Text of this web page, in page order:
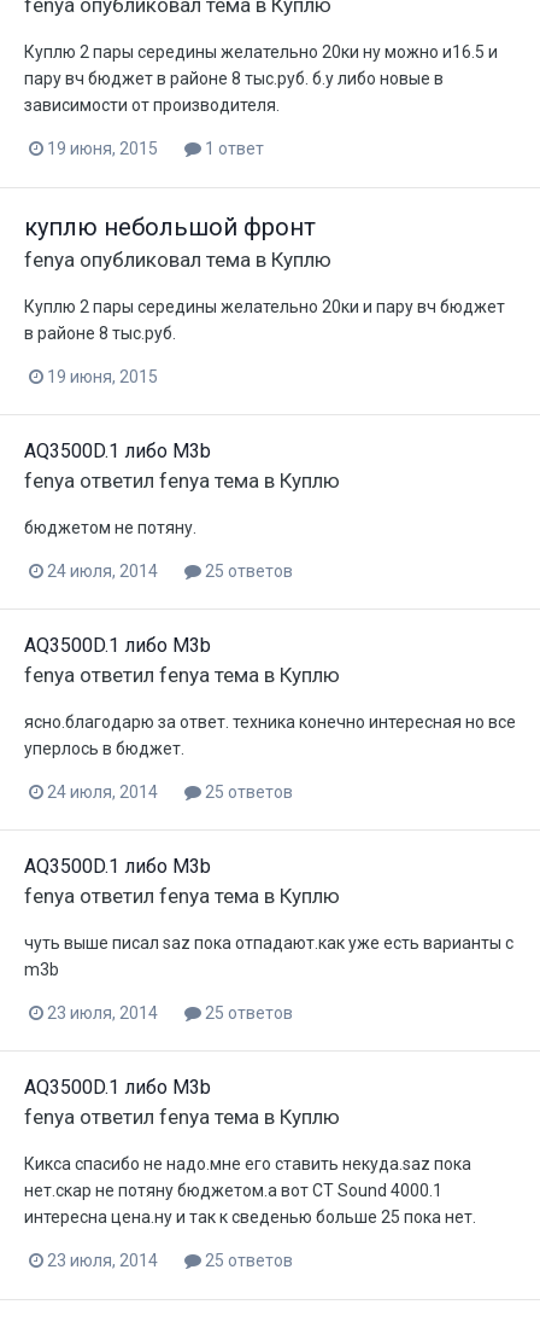
fenya опубликовал тема в Куплю
Куплю 2 пары середины желательно 20ки ну можно и16.5 и
пару вч бюджет в районе 8 тыс.руб. б.у либо новые в
зависимости от производителя.
19 июня, 2015 1 ответ
куплю небольшой фронт
fenya опубликовал тема в Куплю
Куплю 2 пары середины желательно 20ки и пару вч бюджет
в районе 8 тыс.руб.
19 июня, 2015
AQ3500D.1 либо M3b
fenya ответил fenya тема в Куплю
бюджетом не потяну.
24 июля, 2014 25 ответов
AQ3500D.1 либо M3b
fenya ответил fenya тема в Куплю
ясно.благодарю за ответ. техника конечно интересная но все
уперлось в бюджет.
24 июля, 2014 25 ответов
AQ3500D.1 либо M3b
fenya ответил fenya тема в Куплю
чуть выше писал saz пока отпадают.как уже есть варианты с
m3b
23 июля, 2014 25 ответов
AQ3500D.1 либо M3b
fenya ответил fenya тема в Куплю
Кикса спасибо не надо.мне его ставить некуда.saz пока
нет.скар не потяну бюджетом.а вот CT Sound 4000.1
интересна цена.ну и так к сведенью больше 25 пока нет.
23 июля, 2014 25 ответов